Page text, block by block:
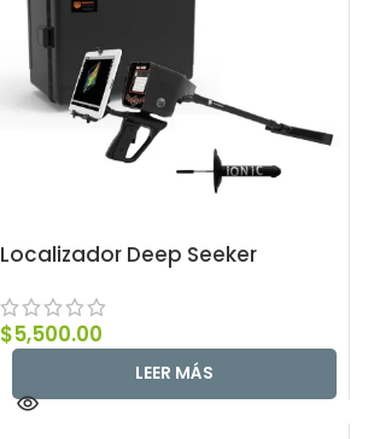
Localizador Deep Seeker
$5,500.00
LEER MÁS